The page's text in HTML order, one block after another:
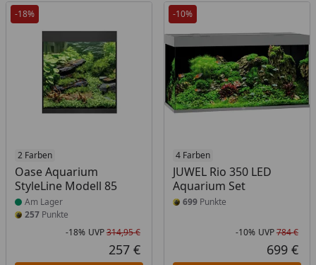
-18%
2 Farben
Oase Aquarium
StyleLine Modell 85
Produkt am Lager
Am Lager
257 Punkte
Rabatt in Prozent
-18%
Ursprünglicher Preis
UVP314,95 €
Aktueller Preis
257 €
-10%
4 Farben
JUWEL Rio 350 LED
Aquarium Set
699Punkte
-10% UVP784 €
699 €